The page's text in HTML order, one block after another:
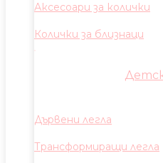
Аксесоари за колички
Колички за близнаци
Дървени легла
Трансформиращи легла